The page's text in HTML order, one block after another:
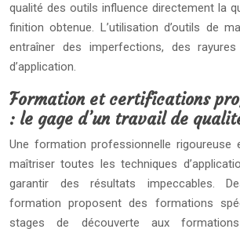
qualité des outils influence directement la
finition obtenue. L’utilisation d’outils de
entraîner des imperfections, des
d’application.
Formation et certifications
: le gage d’un travail de
Une formation professionnelle rigoureuse
maîtriser toutes les techniques
garantir des résultats impeccables.
formation proposent des formations
stages de découverte aux